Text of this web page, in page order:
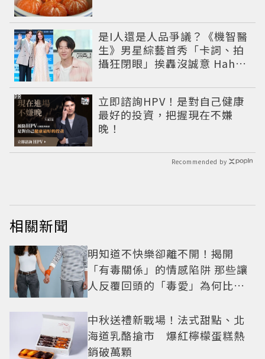
是I人還是人品爭議？《機智醫
生》男星綜藝首秀「卡詞、拍
攝狂閉眼」挨轟沒誠意 Haha
立即諮詢HPV！是對自己健康
最好的投資，把握現在不嫌
晚！
PR
Recommended by
相關新聞
明知道不快樂卻離不開！揭開
「有毒關係」的情感陷阱 那些讓
人反覆回頭的「毒愛」為何比菸
中秋送禮新戰場！法式甜點、北
海道乳酪搶市 爆紅檸檬蛋糕熱
銷破萬顆